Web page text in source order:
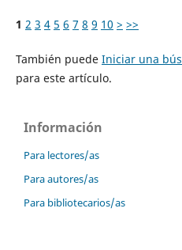
1 2 3 4 5 6 7 8 9 10 > >>
También puede Iniciar una
para este artículo.
Información
Para lectores/as
Para autores/as
Para bibliotecarios/as